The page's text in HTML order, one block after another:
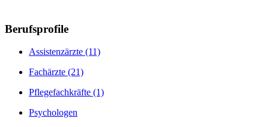
Berufsprofile
Assistenzärzte (11)
Fachärzte (21)
Pflegefachkräfte (1)
Psychologen